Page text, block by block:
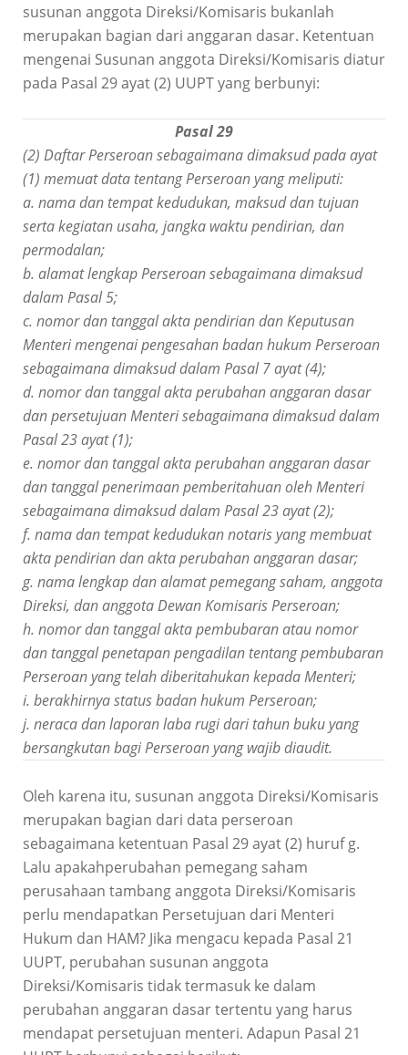
susunan anggota Direksi/Komisaris bukanlah
merupakan bagian dari anggaran dasar. Ketentuan
mengenai Susunan anggota Direksi/Komisaris diatur
pada Pasal 29 ayat (2) UUPT yang berbunyi:
Pasal 29
(2) Daftar Perseroan sebagaimana dimaksud pada ayat
(1) memuat data tentang Perseroan yang meliputi:
a. nama dan tempat kedudukan, maksud dan tujuan
serta kegiatan usaha, jangka waktu pendirian, dan
permodalan;
b. alamat lengkap Perseroan sebagaimana dimaksud
dalam Pasal 5;
c. nomor dan tanggal akta pendirian dan Keputusan
Menteri mengenai pengesahan badan hukum Perseroan
sebagaimana dimaksud dalam Pasal 7 ayat (4);
d. nomor dan tanggal akta perubahan anggaran dasar
dan persetujuan Menteri sebagaimana dimaksud dalam
Pasal 23 ayat (1);
e. nomor dan tanggal akta perubahan anggaran dasar
dan tanggal penerimaan pemberitahuan oleh Menteri
sebagaimana dimaksud dalam Pasal 23 ayat (2);
f. nama dan tempat kedudukan notaris yang membuat
akta pendirian dan akta perubahan anggaran dasar;
g. nama lengkap dan alamat pemegang saham, anggota
Direksi, dan anggota Dewan Komisaris Perseroan;
h. nomor dan tanggal akta pembubaran atau nomor
dan tanggal penetapan pengadilan tentang pembubaran
Perseroan yang telah diberitahukan kepada Menteri;
i. berakhirnya status badan hukum Perseroan;
j. neraca dan laporan laba rugi dari tahun buku yang
bersangkutan bagi Perseroan yang wajib diaudit.
Oleh karena itu, susunan anggota Direksi/Komisaris
merupakan bagian dari data perseroan
sebagaimana ketentuan Pasal 29 ayat (2) huruf g.
Lalu apakahperubahan pemegang saham
perusahaan tambang anggota Direksi/Komisaris
perlu mendapatkan Persetujuan dari Menteri
Hukum dan HAM? Jika mengacu kepada Pasal 21
UUPT, perubahan susunan anggota
Direksi/Komisaris tidak termasuk ke dalam
perubahan anggaran dasar tertentu yang harus
mendapat persetujuan menteri. Adapun Pasal 21